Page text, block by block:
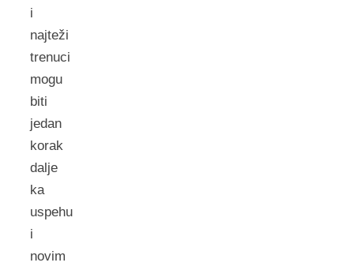
i
najteži
trenuci
mogu
biti
jedan
korak
dalje
ka
uspehu
i
novim